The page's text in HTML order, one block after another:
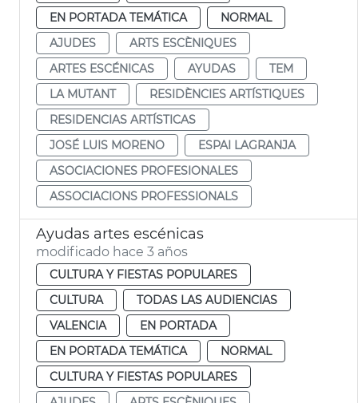
EN PORTADA TEMÁTICA
NORMAL
AJUDES
ARTS ESCÈNIQUES
ARTES ESCÉNICAS
AYUDAS
TEM
LA MUTANT
RESIDÈNCIES ARTÍSTIQUES
RESIDENCIAS ARTÍSTICAS
JOSÉ LUIS MORENO
ESPAI LAGRANJA
ASOCIACIONES PROFESIONALES
ASSOCIACIONS PROFESSIONALS
Ayudas artes escénicas
modificado hace 3 años
CULTURA Y FIESTAS POPULARES
CULTURA
TODAS LAS AUDIENCIAS
VALENCIA
EN PORTADA
EN PORTADA TEMÁTICA
NORMAL
CULTURA Y FIESTAS POPULARES